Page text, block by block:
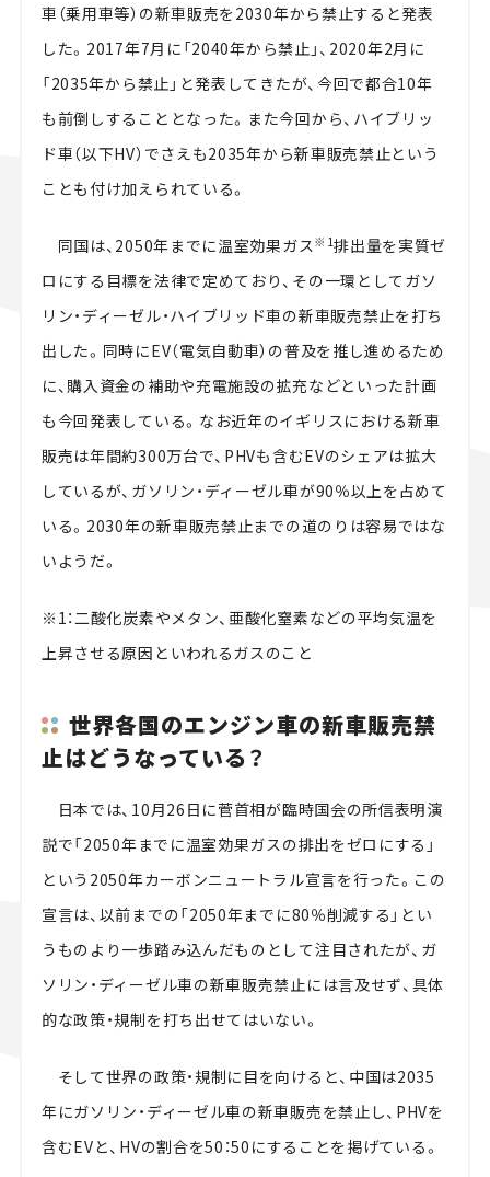
車（乗用車等）の新車販売を2030年から禁止すると発表
した。 2017年7月に「2040年から禁止」、 2020年2月に
「2035年から禁止」と発表してきたが、今回で都合10年
も前倒しすることとなった。また今回から、ハイブリッ
ド車（以下HV）でさえも2035年から新車販売禁止という
ことも付け加えられている。
同国は、 2050年までに温室効果ガス※ 1排出量を実質ゼ
ロにする目標を法律で定めており、その一環としてガソ
リン・ディーゼル・ハイブリッド車の新車販売禁止を打ち
出した。同時にEV（電気自動車）の普及を推し進めるため
に、購入資金の補助や充電施設の拡充などといった計画
も今回発表している。なお近年のイギリスにおける新車
販売は年間約300万台で、 PHVも含むEVのシェアは拡大
しているが、ガソリン・ディーゼル車が90％以上を占めて
いる。 2030年の新車販売禁止までの道のりは容易ではな
いようだ。
※ 1：二酸化炭素やメタン、亜酸化窒素などの平均気温を
上昇させる原因といわれるガスのこと
世界各国のエンジン車の新車販売禁
止はどうなっている？
日本では、 10月26 日に菅首相が臨時国会の所信表明演
説で「2050年までに温室効果ガスの排出をゼロにする」
という 2050年カーボンニュートラル宣言を行った。この
宣言は、以前までの「2050年までに80％削減する」とい
うものより一歩踏み込んだものとして注目されたが、ガ
ソリン・ディーゼル車の新車販売禁止には言及せず、具体
的な政策・規制を打ち出せてはいない。
そして世界の政策・規制に目を向けると、中国は2035
年にガソリン・ディーゼル車の新車販売を禁止し、PHVを
含むEVと、HVの割合を50 ：50 にすることを掲げている。